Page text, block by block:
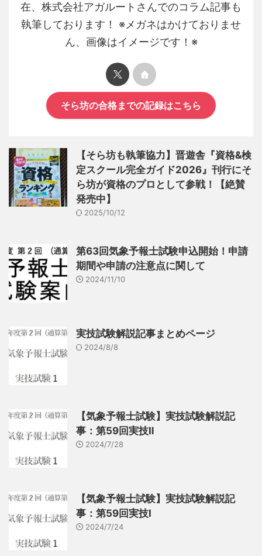
在、株式会社アガルートさんでのコラム記事も
執筆しております！ ※メガネはかけておりませ
ん、画像はイメージです！※
そら坊の合格までの記録はこちら
【そら坊も執筆協力】晋遊舎『資格&検
定スクール完全ガイド2026』刊行にそ
ら坊が資格のプロとして参戦！【絶賛
発売中】
2025/10/12
第63回気象予報士試験申込開始！申請
期間や申請の注意点に関して
2024/11/10
実技試験解説記事まとめページ
2024/8/8
【気象予報士試験】実技試験解説記
事：第59回実技Ⅱ
2024/7/28
【気象予報士試験】実技試験解説記
事：第59回実技Ⅰ
2024/7/24